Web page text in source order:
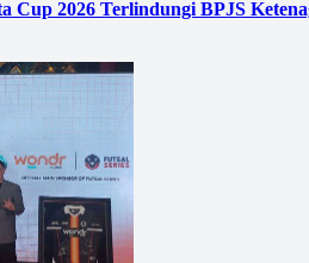
Cup 2026 Terlindungi BPJS